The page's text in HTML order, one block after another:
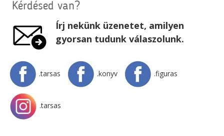
Kérdésed van?
Írj nekünk üzenetet, amilyen
gyorsan tudunk válaszolunk.
.tarsas .konyv .figuras
.tarsas